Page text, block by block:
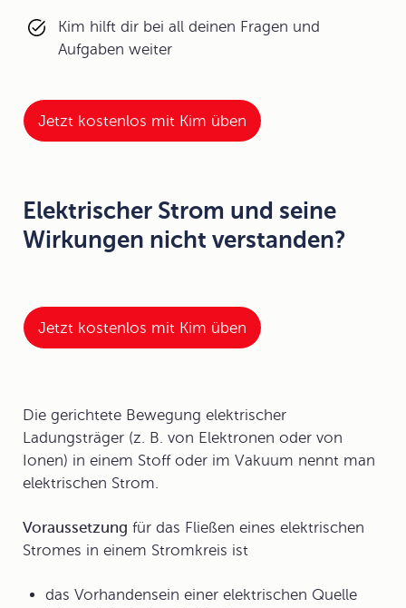
Kim hilft dir bei all deinen Fragen und
Aufgaben weiter
Jetzt kostenlos mit Kim üben
Elektrischer Strom und seine
Wirkungen nicht verstanden?
Jetzt kostenlos mit Kim üben
Die gerichtete Bewegung elektrischer
Ladungsträger (z. B. von Elektronen oder von
Ionen) in einem Stoff oder im Vakuum nennt man
elektrischen Strom.
Voraussetzung für das Fließen eines elektrischen
Stromes in einem Stromkreis ist
das Vorhandensein einer elektrischen Quelle